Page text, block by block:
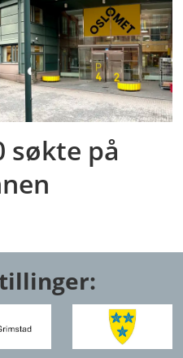
søkte på